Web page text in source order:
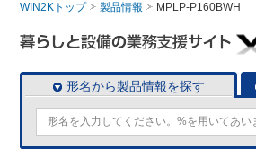
WIN2Kトップ 製品情報 MPLP-P160BWH
形名から製品情報を探す